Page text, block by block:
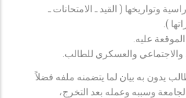
وتواريخها ( القيد ـ الامتحانات ـ
).
الموقعة عليه.
والعسكري للطالب.
يدون به بيان لما يتضمنه ملفه فضلاً
وسببه وعمله بعد التخرج،